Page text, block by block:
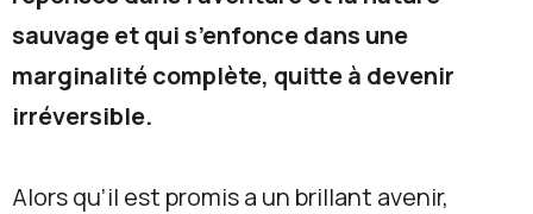
sauvage et qui s’enfonce dans une
marginalité complète, quitte à devenir
irréversible.
Alors qu’il est promis a un brillant avenir,